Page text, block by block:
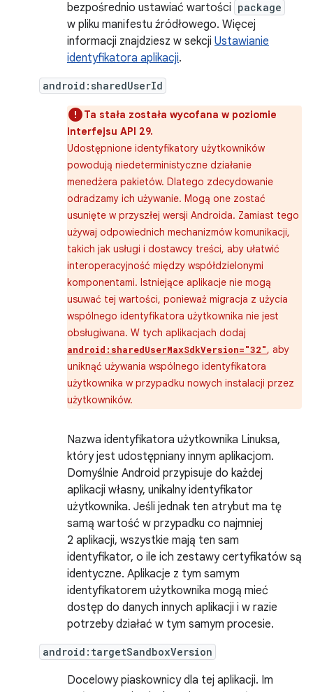
bezpośrednio ustawiać wartości package
w pliku manifestu źródłowego. Więcej
informacji znajdziesz w sekcji Ustawianie
identyfikatora aplikacji.
android:sharedUserId
Ta stała została wycofana w poziomie
interfejsu API 29.
Udostępnione identyfikatory użytkowników
powodują niedeterministyczne działanie
menedżera pakietów. Dlatego zdecydowanie
odradzamy ich używanie. Mogą one zostać
usunięte w przyszłej wersji Androida. Zamiast tego
używaj odpowiednich mechanizmów komunikacji,
takich jak usługi i dostawcy treści, aby ułatwić
interoperacyjność między współdzielonymi
komponentami. Istniejące aplikacje nie mogą
usuwać tej wartości, ponieważ migracja z użycia
wspólnego identyfikatora użytkownika nie jest
obsługiwana. W tych aplikacjach dodaj
android:sharedUserMaxSdkVersion="32", aby
uniknąć używania wspólnego identyfikatora
użytkownika w przypadku nowych instalacji przez
użytkowników.
Nazwa identyfikatora użytkownika Linuksa,
który jest udostępniany innym aplikacjom.
Domyślnie Android przypisuje do każdej
aplikacji własny, unikalny identyfikator
użytkownika. Jeśli jednak ten atrybut ma tę
samą wartość w przypadku co najmniej
2 aplikacji, wszystkie mają ten sam
identyfikator, o ile ich zestawy certyfikatów są
identyczne. Aplikacje z tym samym
identyfikatorem użytkownika mogą mieć
dostęp do danych innych aplikacji i w razie
potrzeby działać w tym samym procesie.
android:targetSandboxVersion
Docelowy piaskownicy dla tej aplikacji. Im